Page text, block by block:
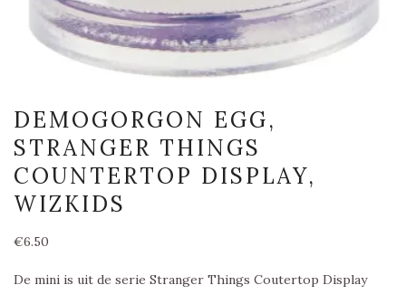
DEMOGORGON EGG,
STRANGER THINGS
COUNTERTOP DISPLAY,
WIZKIDS
€6.50
De mini is uit de serie Stranger Things Coutertop Display